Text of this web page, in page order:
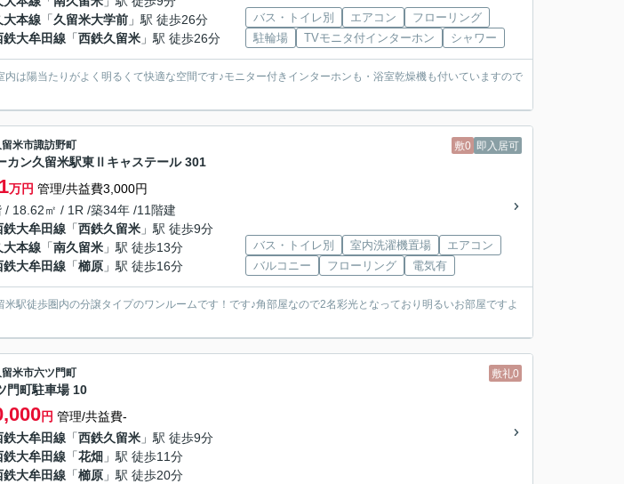
大本線 「久留米大学前 」駅 徒歩26分
鉄大牟田線 「西鉄久留米 」駅 徒歩26分
バス・トイレ別 エアコン
フローリング
駐輪場
TVモニタ付インターホン シャワー
は陽当たりがよく明るくて快適な空間です♪モニター付きインターホンも・浴室乾燥機も付いていますので
敷0 即入居可
米市諏訪野町
カン久留米駅東Ⅱキャステール 301
万円 管理/共益費3,000円
/ 18.62㎡ / 1R /築34年 /11階建
鉄大牟田線 「西鉄久留米 」駅 徒歩9分
大本線 「南久留米 」駅 徒歩13分
鉄大牟田線 「櫛原 」駅 徒歩16分
バス・トイレ別 室内洗濯機置場
エアコン
バルコニー
フローリング 電気有
米駅徒歩圏内の分譲タイプのワンルームです！です♪角部屋なので2名彩光となっており明るいお部屋ですよ
敷礼0
米市六ツ門町
門町駐車場 10
円 管理/共益費-
鉄大牟田線 「西鉄久留米 」駅 徒歩9分
鉄大牟田線 「花畑 」駅 徒歩11分
鉄大牟田線 「櫛原 」駅 徒歩20分